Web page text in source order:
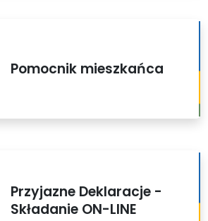
Pomocnik mieszkańca
Przyjazne Deklaracje -
Składanie ON-LINE